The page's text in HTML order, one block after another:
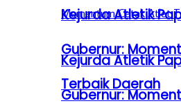
Kejurda Atletik
Gubernur:
Terbaik Daerah
Kejurda Atletik
Gubernur: